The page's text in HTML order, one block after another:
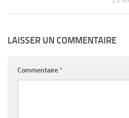
LAISSER UN COMMENTAIRE
Commentaire*